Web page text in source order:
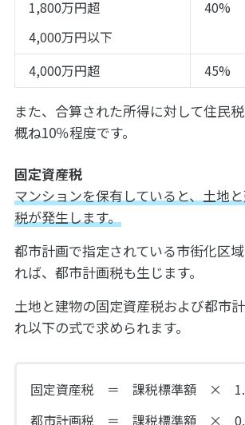
1,800万円超
4,000万円以下
40%
4,000万円超 45%
また、合算された所得に対して住民
概ね10％程度です。
固定資産税
マンションを保有していると、土地
税が発生します。
都市計画で指定されている市街化区
れば、都市計画税も生じます。
土地と建物の固定資産税および都市
れ以下の式で求められます。
固定資産税 ＝ 課税標準額 ×
都市計画税 ＝ 課税標準額 ×